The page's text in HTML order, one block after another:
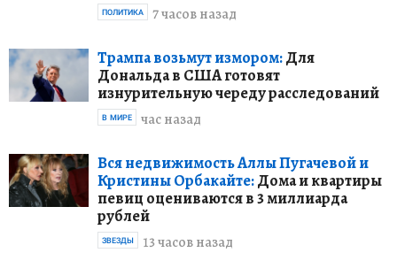
7 часов назад
ПОЛИТИКА
Трампа возьмут измором:Для
Дональда в США готовят
изнурительную череду расследований
час назад
В МИРЕ
Вся недвижимость Аллы Пугачевой и
Кристины Орбакайте:Дома и квартиры
певиц оцениваются в 3 миллиарда
рублей
13 часов назад
ЗВЕЗДЫ